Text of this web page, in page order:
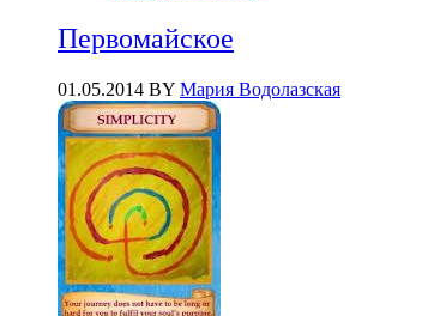
Первомайское
01.05.2014 BY Мария Водолазская